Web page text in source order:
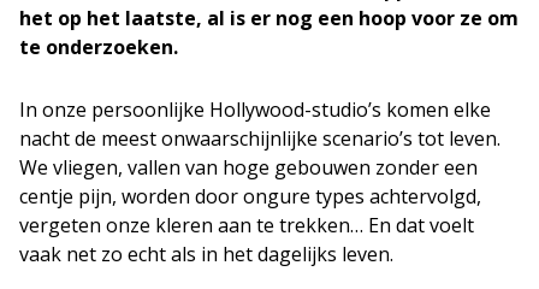
het op het laatste, al is er nog een hoop voor ze om
te onderzoeken.
In onze persoonlijke Hollywood-studio’s komen elke
nacht de meest onwaarschijnlijke scenario’s tot leven.
We vliegen, vallen van hoge gebouwen zonder een
centje pijn, worden door ongure types achtervolgd,
vergeten onze kleren aan te trekken… En dat voelt
vaak net zo echt als in het dagelijks leven.